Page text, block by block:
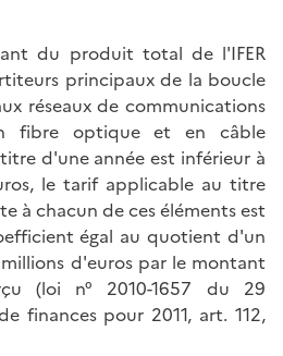
du produit total de l'IFER
principaux de la boucle
réseaux de communications
fibre optique et en câble
d'une année est inférieur à
le tarif applicable au titre
à chacun de ces éléments est
égal au quotient d'un
d'euros par le montant
(loi n° 2010-1657 du 29
finances pour 2011, art. 112,